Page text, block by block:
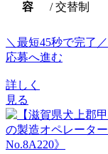
容
/ 交替制
＼最短45秒で完了／
応募へ進む
詳しく
見る